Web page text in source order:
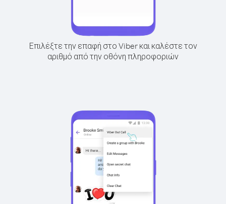
Επιλέξτε την επαφή στο Viber και καλέστε τον
αριθμό από την οθόνη πληροφοριών